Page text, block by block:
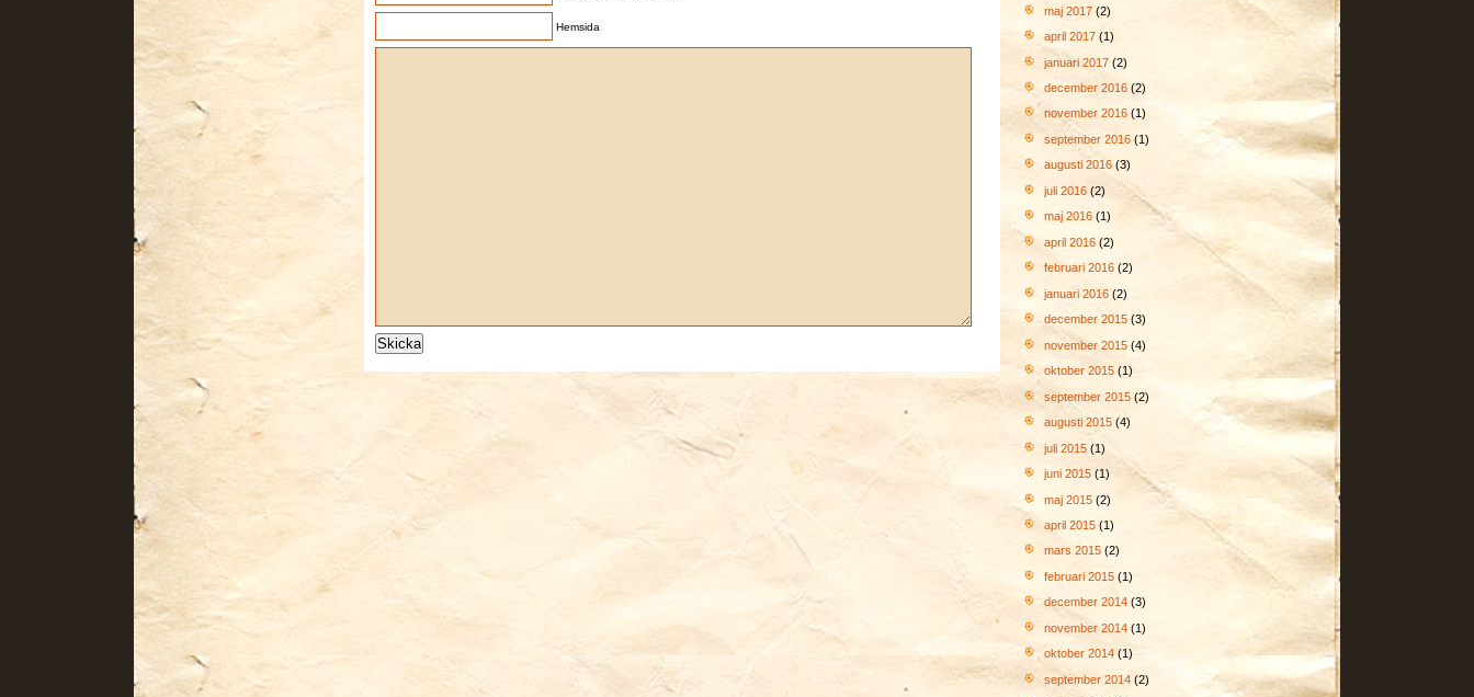
Hemsida
maj 2017 (2)
april 2017 (1)
januari 2017 (2)
december 2016 (2)
november 2016 (1)
september 2016 (1)
augusti 2016 (3)
juli 2016 (2)
maj 2016 (1)
april 2016 (2)
februari 2016 (2)
januari 2016 (2)
december 2015 (3)
november 2015 (4)
oktober 2015 (1)
september 2015 (2)
augusti 2015 (4)
juli 2015 (1)
juni 2015 (1)
maj 2015 (2)
april 2015 (1)
mars 2015 (2)
februari 2015 (1)
december 2014 (3)
november 2014 (1)
oktober 2014 (1)
september 2014 (2)